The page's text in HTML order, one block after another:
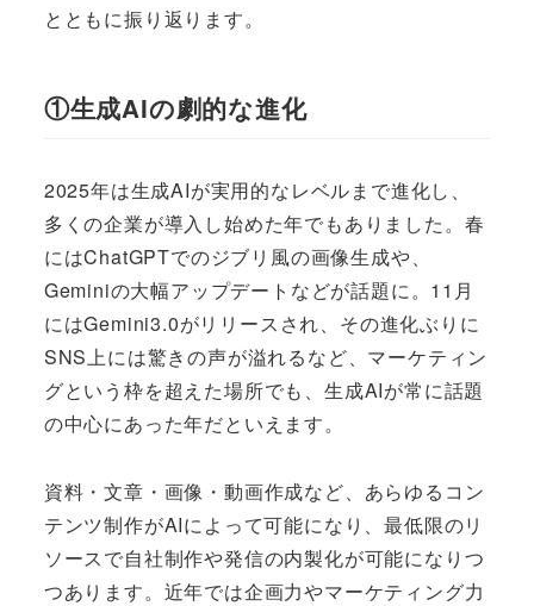
とともに振り返ります。
①生成AIの劇的な進化
2025年は生成AIが実用的なレベルまで進化し、
多くの企業が導入し始めた年でもありました。春
にはChatGPTでのジブリ風の画像生成や、
Geminiの大幅アップデートなどが話題に。11月
にはGemini3.0がリリースされ、その進化ぶりに
SNS上には驚きの声が溢れるなど、マーケティン
グという枠を超えた場所でも、生成AIが常に話題
の中心にあった年だといえます。
資料・文章・画像・動画作成など、あらゆるコン
テンツ制作がAIによって可能になり、最低限のリ
ソースで自社制作や発信の内製化が可能になりつ
つあります。近年では企画力やマーケティング力